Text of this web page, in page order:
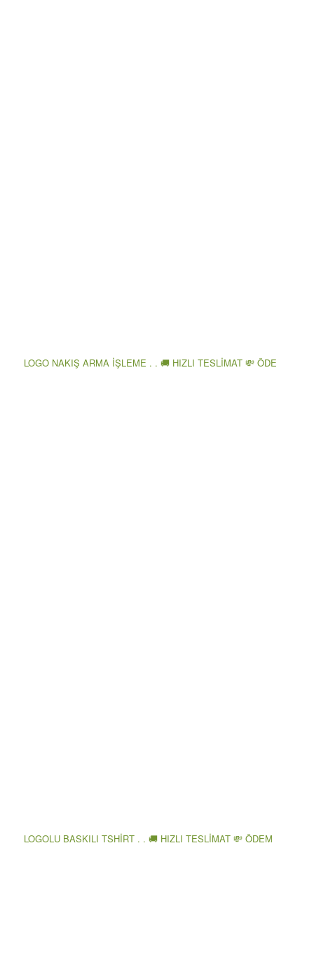
LOGO NAKIŞ ARMA İŞLEME . . 🚚 HIZLI TESLİMAT 💸 ÖDE
LOGOLU BASKILI TSHİRT . . 🚚 HIZLI TESLİMAT 💸 ÖDEM